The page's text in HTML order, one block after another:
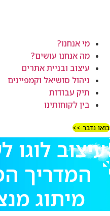
מי אנחנו?
מה אנחנו עושים?
עיצוב ובניית אתרים
ניהול סושיאל וקמפיינים
תיק עבודות
בין לקוחותינו
בואו נדבר >>
המדריך
מיתוג